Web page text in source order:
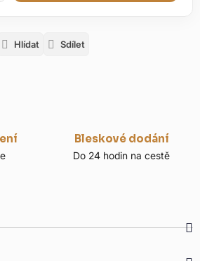
Hlídat Sdílet
Bleskové dodání
Do 24 hodin na cestě